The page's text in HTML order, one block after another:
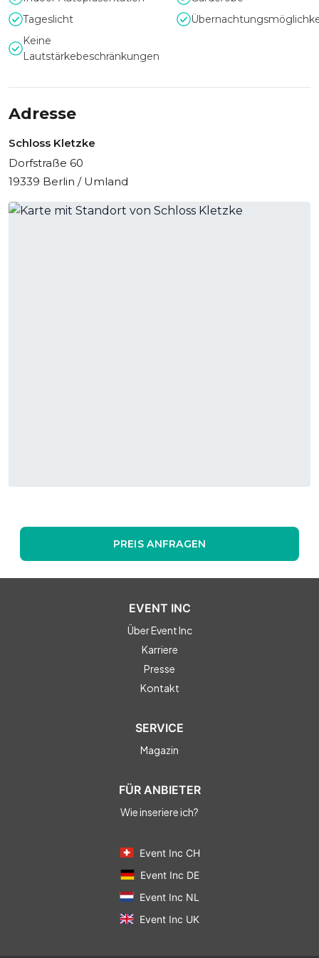
Tageslicht
Keine
Lautstärkebeschränkungen
Adresse
Schloss Kletzke
Dorfstraße 60
19339 Berlin / Umland
PREIS ANFRAGEN
EVENT INC
Über Event Inc
Karriere
Presse
Kontakt
SERVICE
Magazin
FÜR ANBIETER
Wie inseriere ich?
Event Inc CH
Event Inc DE
Event Inc NL
Event Inc UK